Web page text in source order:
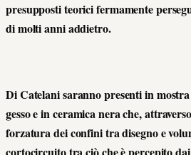
presupposti teorici fermamente
di molti anni addietro.
Di Catelani saranno presenti in
gesso e in ceramica nera che,
forzatura dei confini tra disegno e
cortocircuito tra ciò che è percepito